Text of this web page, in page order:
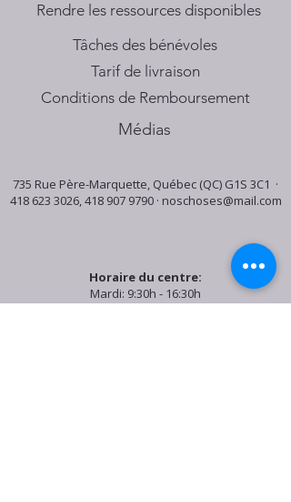
​Rendre les ressources disponibles
Tâches des bénévoles
Tarif de livraison
Conditions de Remboursement
Médias
735 Rue Père-Marquette, Québec (QC) G1S 3C1 ·
418 623 3026,418 907 9790· noschoses@mail.com
Horaire du centre:
Mardi: 9:30h - 16:30h